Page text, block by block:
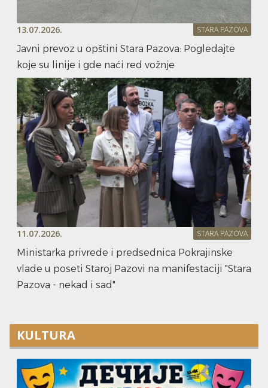
13.07.2026. STARA PAZOVA
Javni prevoz u opštini Stara Pazova: Pogledajte
koje su linije i gde naći red vožnje
11.07.2026. STARA PAZOVA
Ministarka privrede i predsednica Pokrajinske
vlade u poseti Staroj Pazovi na manifestaciji "Stara
Pazova - nekad i sad"
KULTURA